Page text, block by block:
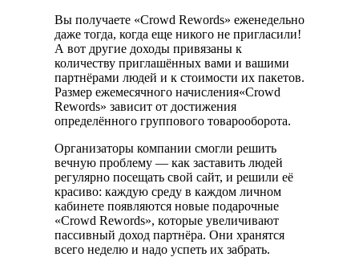
Вы получаете «Crowd Rewords» еженедельно
даже тогда, когда еще никого не пригласили!
А вот другие доходы привязаны к
количеству приглашённых вами и вашими
партнёрами людей и к стоимости их пакетов.
Размер ежемесячного начисления«Crowd
Rewords» зависит от достижения
определённого группового товарооборота.
Организаторы компании смогли решить
вечную проблему — как заставить людей
регулярно посещать свой сайт, и решили её
красиво: каждую среду в каждом личном
кабинете появляются новые подарочные
«Crowd Rewords», которые увеличивают
пассивный доход партнёра. Они хранятся
всего неделю и надо успеть их забрать.